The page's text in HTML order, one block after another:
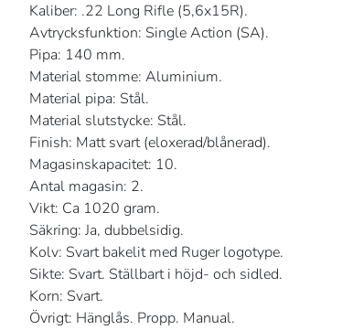
Kaliber: .22 Long Rifle (5,6x15R).
Avtrycksfunktion: Single Action (SA).
Pipa: 140 mm.
Material stomme: Aluminium.
Material pipa: Stål.
Material slutstycke: Stål.
Finish: Matt svart (eloxerad/blånerad).
Magasinskapacitet: 10.
Antal magasin: 2.
Vikt: Ca 1020 gram.
Säkring: Ja, dubbelsidig.
Kolv: Svart bakelit med Ruger logotype.
Sikte: Svart. Ställbart i höjd- och sidled.
Korn: Svart.
Övrigt: Hänglås. Propp. Manual.